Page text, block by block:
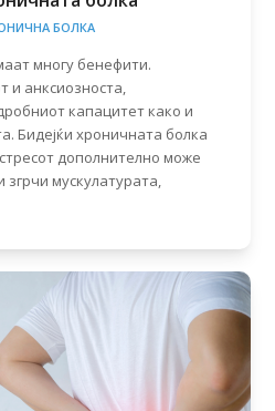
БОЛКА
многу бенефити.
и анксиозноста,
капацитет како и
Бидејќи хроничната болка
дополнително може
згрчи мускулатурата,